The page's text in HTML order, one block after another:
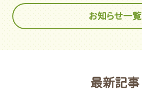
お知らせ一覧
最新記事